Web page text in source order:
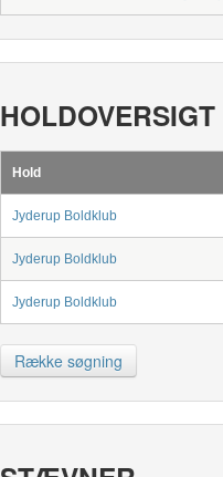
HOLDOVERSIGT
Hold
Jyderup Boldklub
Jyderup Boldklub
Jyderup Boldklub
Række søgning